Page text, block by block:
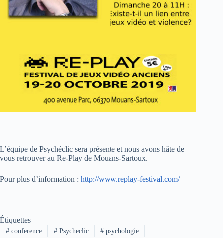
L’équipe de Psychéclic sera présente et nous avons hâte de
vous retrouver au Re-Play de Mouans-Sartoux.
Pour plus d’information : http://www.replay-festival.com/
Étiquettes
#conference #Psycheclic # psychologie